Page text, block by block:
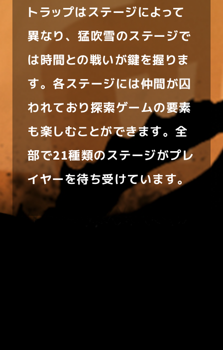
トラップはステージによって
異なり、猛吹雪のステージで
は時間との戦いが鍵を握りま
す。各ステージには仲間が囚
われており探索ゲームの要素
も楽しむことができます。全
部で21種類のステージがプレ
イヤーを待ち受けています。